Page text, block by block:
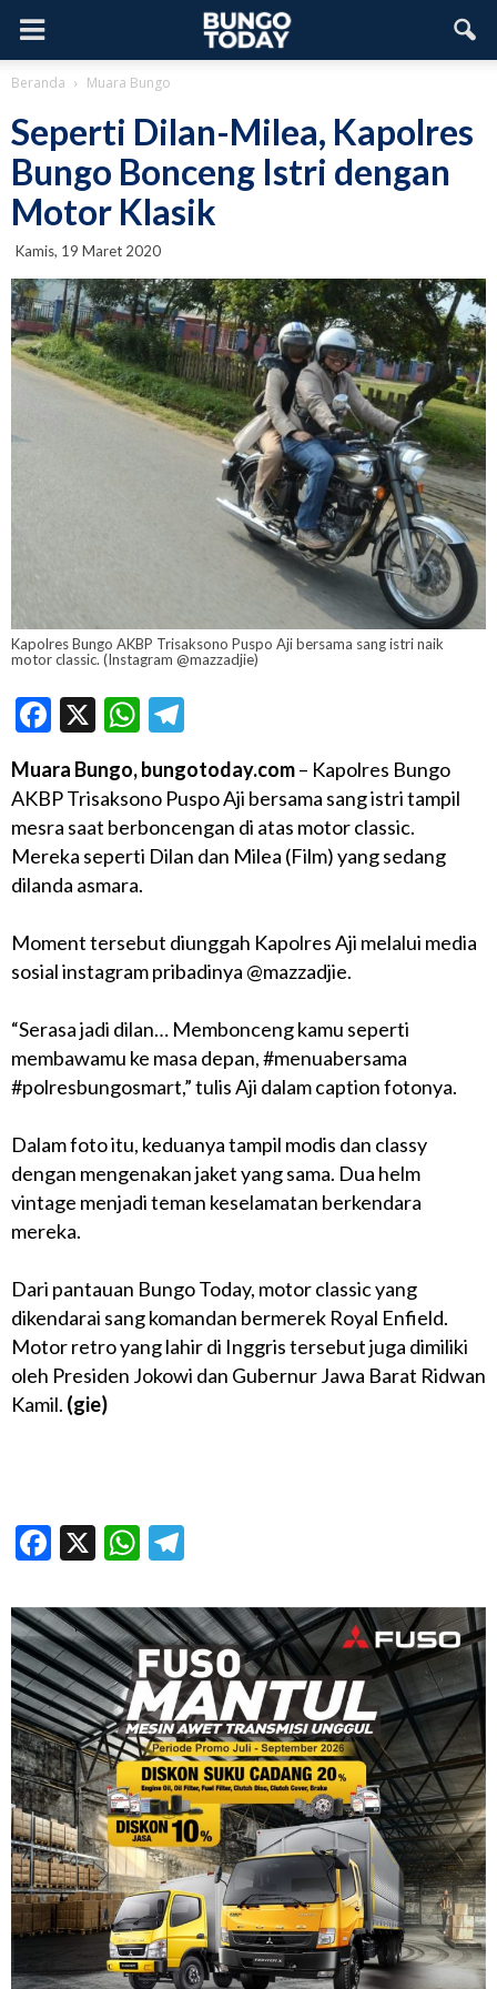
Beranda Muara Bungo
Seperti Dilan-Milea, Kapolres
Bungo Bonceng Istri dengan
Motor Klasik
Kamis, 19 Maret 2020
Kapolres Bungo AKBP Trisaksono Puspo Aji bersama sang istri naik
motor classic. (Instagram @mazzadjie)
Facebook
X WhatsApp
Muara Bungo, bungotoday.com– Kapolres Bungo
AKBP Trisaksono Puspo Aji bersama sang istri tampil
mesra saat berboncengan di atas motor classic.
Mereka seperti Dilan dan Milea (Film) yang sedang
dilanda asmara.
Moment tersebut diunggah Kapolres Aji melalui media
sosial instagram pribadinya @mazzadjie.
“Serasa jadi dilan… Membonceng kamu seperti
membawamu ke masa depan, #menuabersama
#polresbungosmart,” tulis Aji dalam caption fotonya.
Dalam foto itu, keduanya tampil modis dan classy
dengan mengenakan jaket yang sama. Dua helm
vintage menjadi teman keselamatan berkendara
mereka.
Dari pantauan Bungo Today, motor classic yang
dikendarai sang komandan bermerek Royal Enfield.
Motor retro yang lahir di Inggris tersebut juga dimiliki
oleh Presiden Jokowi dan Gubernur Jawa Barat Ridwan
Kamil. (gie)
Facebook
X WhatsApp